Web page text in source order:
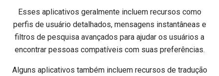
Esses aplicativos geralmente incluem recursos como
perfis de usuário detalhados, mensagens instantâneas e
filtros de pesquisa avançados para ajudar os usuários a
encontrar pessoas compatíveis com suas preferências.
Alguns aplicativos também incluem recursos de tradução